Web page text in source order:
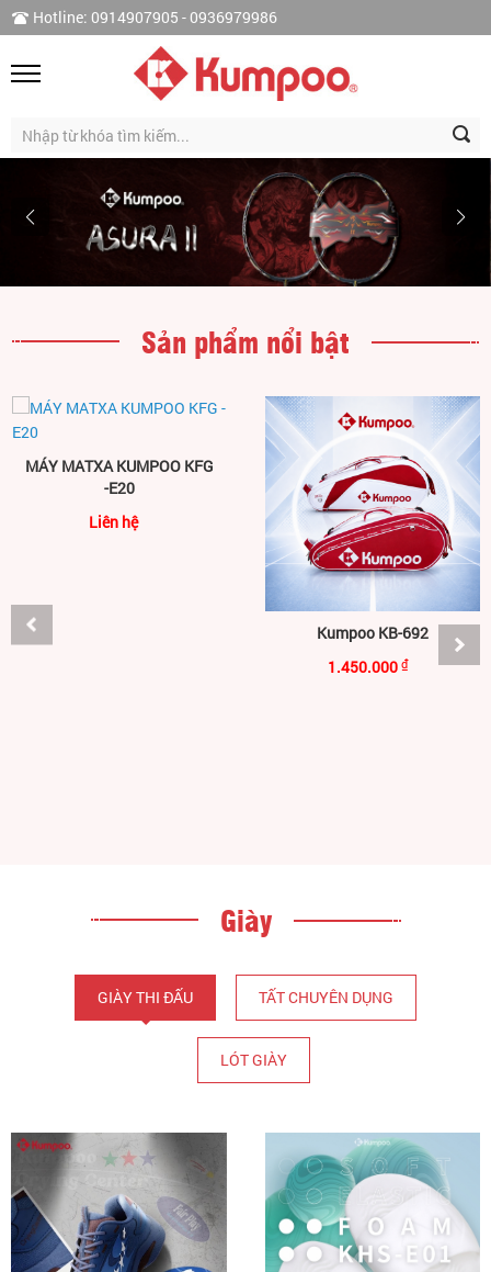
Hotline: 0914907905 - 0936979986
Sản phẩm nổi bật
MÁY MATXA KUMPOO KFG
-E20
Liên hệ
Kumpoo KB-692
1.450.000 ₫
Giày
GIÀY THI ĐẤU TẤT CHUYÊN DỤNG
LÓT GIÀY